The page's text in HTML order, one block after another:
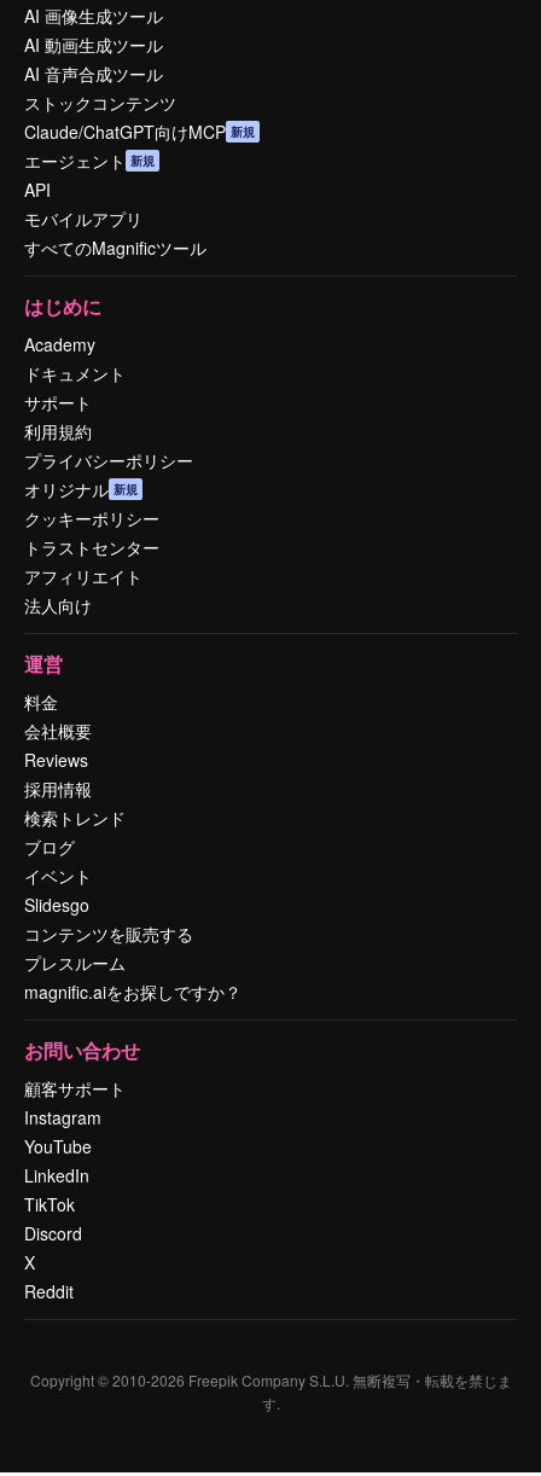
AI 画像生成ツール
AI 動画生成ツール
AI 音声合成ツール
ストックコンテンツ
Claude/ChatGPT向けMCP 新規
エージェント 新規
API
モバイルアプリ
すべてのMagnificツール
はじめに
Academy
ドキュメント
サポート
利用規約
プライバシーポリシー
オリジナル 新規
クッキーポリシー
トラストセンター
アフィリエイト
法人向け
運営
料金
会社概要
Reviews
採用情報
検索トレンド
ブログ
イベント
Slidesgo
コンテンツを販売する
プレスルーム
magnific.aiをお探しですか？
お問い合わせ
顧客サポート
Instagram
YouTube
LinkedIn
TikTok
Discord
X
Reddit
Copyright © 2010-2026 Freepik Company S.L.U. 無断複写・転載を禁じま
す.